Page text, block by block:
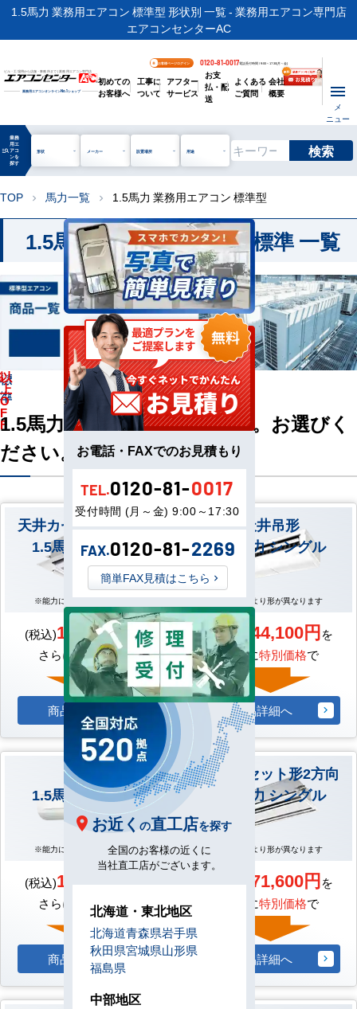
1.5馬力 業務用エアコン 標準型 形状別 一覧 - 業務用エアコン専門店
エアコンセンターAC
ビル・工場用から店舗・事務所まで | 業務用エアコン専門店
業務用エアコンオンラインNo.1ショップ
お客様ページログイン 0120-81-0017電話受付時間 / 9:00～17:30(月～金)
初めての
お客様へ
工事に
ついて
アフター
サービス
お支
払・配
送
よくある
ご質問
会社
概要
メ
ニュー
manage_search
業務
用エ
アコ
ンを
探す
形状 メーカー 設置場所 用途 検索
TOP chevron_right 馬力一覧 chevron_right 1.5馬力 業務用エアコン 標準型
1.5馬力 業務用エアコン 標準 一覧
標
準
以
上
O
F
F
1.5馬力は下記6種ございます。お選びく
ださい。
※能力により形が異なります
天井カセット形4方向
1.5馬力 シングル
(税込)160,600円を
さらに特別価格 で
商品詳細へ
※能力により形が異なります
天井吊形
1.5馬力 シングル
(税込) 144,100円を
さらに特別価格で
商品詳細へ
※能力により形が異なります
壁掛形
1.5馬力 シングル
(税込)138,600円を
さらに
特別価格で
商品詳細へ
※能力により形が異なります
天井カセット形2方向
1.5馬力 シングル
(税込)171,600円を
さらに特別価格で
商品詳細へ
お電話・FAXでのお見積もり
TEL.0120-81-0017
受付時間 (月～金) 9:00～17:30
FAX.0120-81-2269
簡単FAX見積はこちら
お近く の直工店を探す
全国のお客様の近くに
当社直工店がございます。
北海道・東北地区
北海道青森県岩手県
秋田県宮城県山形県
福島県
中部地区